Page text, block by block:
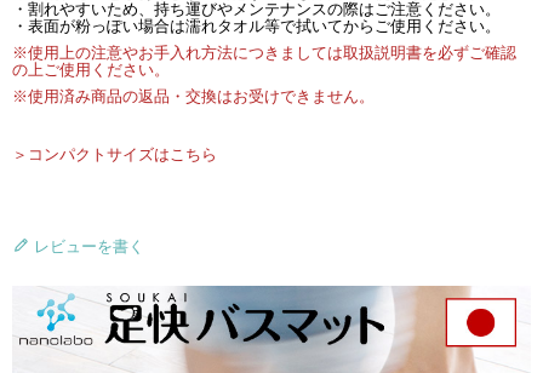
・割れやすいため、持ち運びやメンテナンスの際はご注意ください。
・表面が粉っぽい場合は濡れタオル等で拭いてからご使用ください。
※使用上の注意やお手入れ方法につきましては取扱説明書を必ずご確認
の上ご使用ください。
※使用済み商品の返品・交換はお受けできません。
＞コンパクトサイズはこちら
レビューを書く